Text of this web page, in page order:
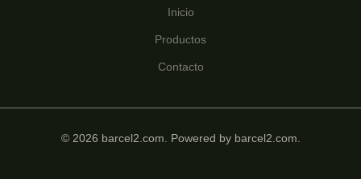
Inicio
Productos
Contacto
© 2026 barcel2.com. Powered by barcel2.com.